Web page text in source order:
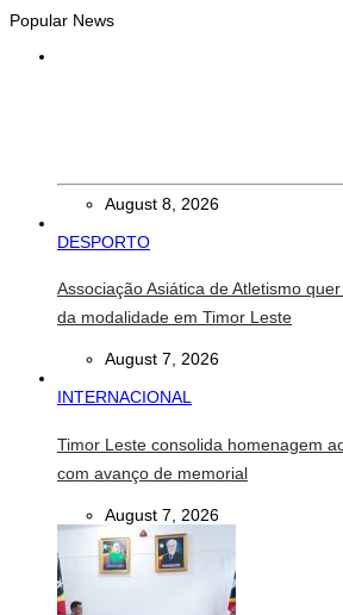
Popular News
August 8, 2026
DESPORTO
Associação Asiática de Atletismo
da modalidade em Timor Leste
August 7, 2026
INTERNACIONAL
Timor Leste consolida homenagem
com avanço de memorial
August 7, 2026